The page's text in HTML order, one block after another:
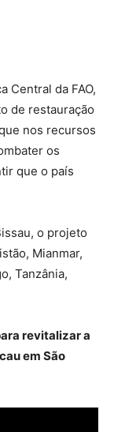
Central da FAO,
de restauração
nos recursos
os
que o país
o projeto
Mianmar,
Tanzânia,
revitalizar a
em São